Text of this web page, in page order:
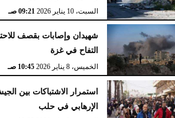
السبت، 10 يناير 2026 09:21 صـ
شهيدان وإصابات بقصف
التفاح في غزة
الخميس، 8 يناير 2026 10:45 صـ
استمرار الاشتباكات بين
الإرهابي في حلب